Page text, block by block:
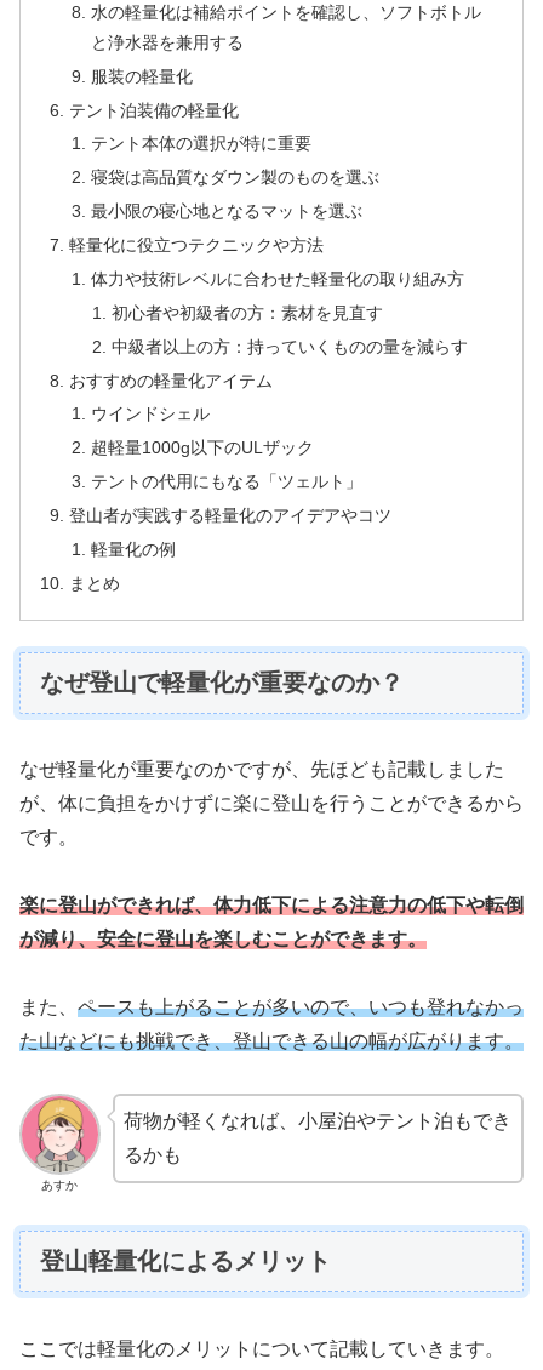
水の軽量化は補給ポイントを確認し、ソフトボトル
と浄水器を兼用する
服装の軽量化
テント泊装備の軽量化
テント本体の選択が特に重要
寝袋は高品質なダウン製のものを選ぶ
最小限の寝心地となるマットを選ぶ
軽量化に役立つテクニックや方法
体力や技術レベルに合わせた軽量化の取り組み方
初心者や初級者の方：素材を見直す
中級者以上の方：持っていくものの量を減らす
おすすめの軽量化アイテム
ウインドシェル
超軽量1000g以下のULザック
テントの代用にもなる「ツェルト」
登山者が実践する軽量化のアイデアやコツ
軽量化の例
まとめ
なぜ登山で軽量化が重要なのか？
なぜ軽量化が重要なのかですが、先ほども記載しました
が、体に負担をかけずに楽に登山を行うことができるから
です。
楽に登山ができれば、体力低下による注意力の低下や転倒
が減り、安全に登山を楽しむことができます。
また、 ペースも上がることが多いので、いつも登れなかっ
た山などにも挑戦でき、登山できる山の幅が広がります。
あすか
荷物が軽くなれば、小屋泊やテント泊もでき
るかも
登山軽量化によるメリット
ここでは軽量化のメリットについて記載していきます。